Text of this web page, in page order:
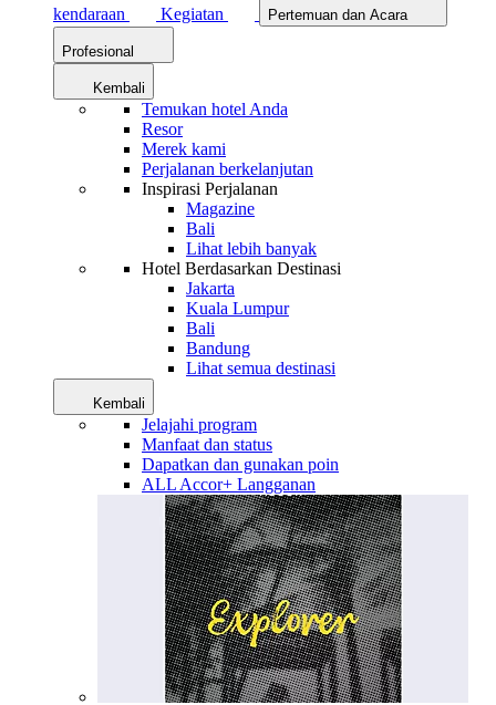
kendaraan
Kegiatan Pertemuan dan Acara
Profesional
Kembali
Temukan hotel Anda
Resor
Merek kami
Perjalanan berkelanjutan
Inspirasi Perjalanan
Magazine
Bali
Lihat lebih banyak
Hotel Berdasarkan Destinasi
Jakarta
Kuala Lumpur
Bali
Bandung
Lihat semua destinasi
Kembali
Jelajahi program
Manfaat dan status
Dapatkan dan gunakan poin
ALL Accor+ Langganan